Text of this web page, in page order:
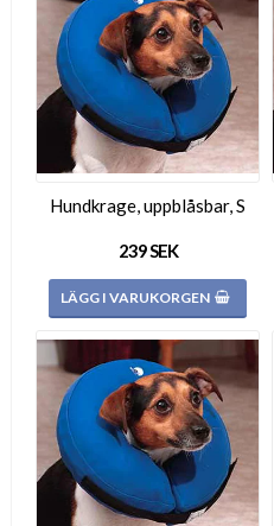
Hundkrage, uppblåsbar, S
239 SEK
LÄGG I VARUKORGEN